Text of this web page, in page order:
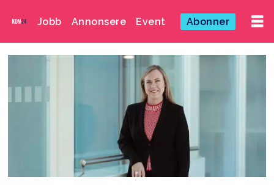
Jobb Annonsere Event Abonner
Emne:
politisk